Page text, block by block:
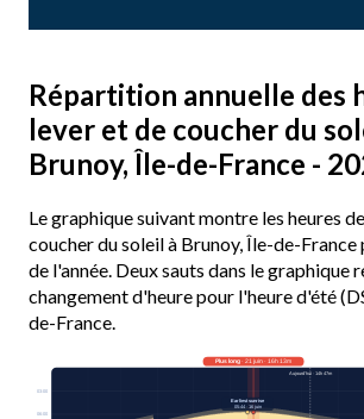
Répartition annuelle des
lever et de coucher du
Brunoy, Île-de-France -
Le graphique suivant montre les heures
coucher du soleil à Brunoy, Île-de-France
de l'année. Deux sauts dans le graphique
changement d'heure pour l'heure d'été
de-France.
03:00
06:00
Plus long· 21 juin · 16h 13m
Aujourd’hui · 14h 47m
Earliest sunrise
05:44 · 16 juin